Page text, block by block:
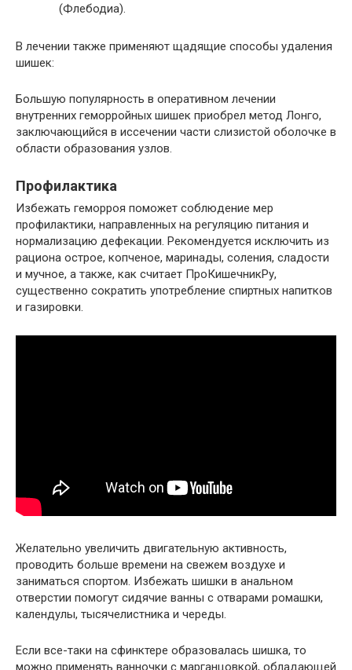
(Флебодиа).
В лечении также применяют щадящие способы удаления
шишек:
Большую популярность в оперативном лечении
внутренних геморройных шишек приобрел метод Лонго,
заключающийся в иссечении части слизистой оболочке в
области образования узлов.
Профилактика
Избежать геморроя поможет соблюдение мер
профилактики, направленных на регуляцию питания и
нормализацию дефекации. Рекомендуется исключить из
рациона острое, копченое, маринады, соления, сладости
и мучное, а также, как считает ПроКишечникРу,
существенно сократить употребление спиртных напитков
и газировки.
Желательно увеличить двигательную активность,
проводить больше времени на свежем воздухе и
заниматься спортом. Избежать шишки в анальном
отверстии помогут сидячие ванны с отварами ромашки,
календулы, тысячелистника и череды.
Если все-таки на сфинктере образовалась шишка, то
можно применять ванночки с марганцовкой, обладающей